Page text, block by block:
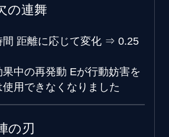
の連舞
距離に応じて変化 ⇒ 0.25
中の再発動 Eが行動妨害を
用できなくなりました
の刃